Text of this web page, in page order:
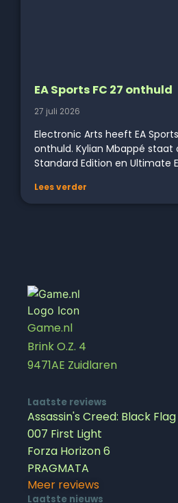
EA Sports FC 27 onthuld
27 juli 2026
Electronic Arts heeft EA
onthuld. Kylian Mbappé staat
Standard Edition en Ultimate
Lees verder
Game.nl
Brink O.Z. 4
9471AE Zuidlaren
Laatste reviews
Assassin's Creed: Black
007 First Light
Forza Horizon 6
PRAGMATA
Meer reviews
Laatste nieuws